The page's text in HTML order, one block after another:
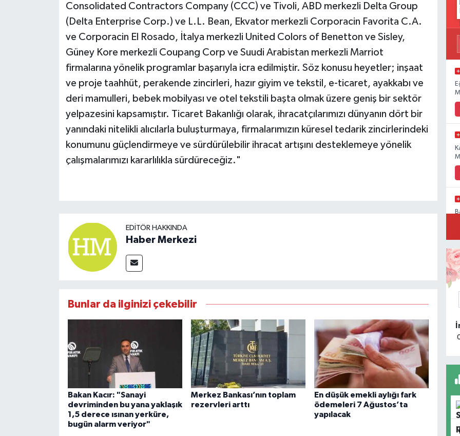
Consolidated Contractors Company (CCC) ve Tivoli, ABD merkezli Delta Group
(Delta Enterprise Corp.) ve L.L. Bean, Ekvator merkezli Corporacin Favorita C.A.
ve Corporacin El Rosado, İtalya merkezli United Colors of Benetton ve Sisley,
Güney Kore merkezli Coupang Corp ve Suudi Arabistan merkezli Marriot
firmalarına yönelik programlar başarıyla icra edilmiştir. Söz konusu heyetler; inşaat
ve proje taahhüt, perakende zincirleri, hazır giyim ve tekstil, e-ticaret, ayakkabı ve
deri mamulleri, bebek mobilyası ve otel tekstili başta olmak üzere geniş bir sektör
yelpazesini kapsamıştır. Ticaret Bakanlığı olarak, ihracatçılarımızı dünyanın dört bir
yanındaki nitelikli alıcılarla buluşturmaya, firmalarımızın küresel tedarik zincirlerindeki
konumunu güçlendirmeye ve sürdürülebilir ihracat artışını desteklemeye yönelik
çalışmalarımızı kararlılıkla sürdüreceğiz."
EDITÖR HAKKINDA
Haber Merkezi
Bunlar da ilginizi çekebilir
Bakan Kacır: "Sanayi
devriminden bu yana yaklaşık
1,5 derece ısınan yerküre,
bugün alarm veriyor"
Merkez Bankası’nın toplam
rezervleri arttı
En düşük emekli aylığı fark
ödemeleri 7 Ağustos’ta
yapılacak